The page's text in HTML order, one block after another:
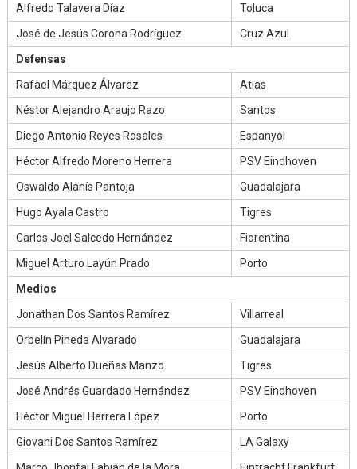
Alfredo Talavera Díaz
Toluca
José de Jesús Corona Rodríguez
Cruz Azul
Defensas
Rafael Márquez Álvarez
Atlas
Néstor Alejandro Araujo Razo
Santos
Diego Antonio Reyes Rosales
Espanyol
Héctor Alfredo Moreno Herrera
PSV Eindhoven
Oswaldo Alanís Pantoja
Guadalajara
Hugo Ayala Castro
Tigres
Carlos Joel Salcedo Hernández
Fiorentina
Miguel Arturo Layún Prado
Porto
Medios
Jonathan Dos Santos Ramírez
Villarreal
Orbelín Pineda Alvarado
Guadalajara
Jesús Alberto Dueñas Manzo
Tigres
José Andrés Guardado Hernández
PSV Eindhoven
Héctor Miguel Herrera López
Porto
Giovani Dos Santos Ramírez
LA Galaxy